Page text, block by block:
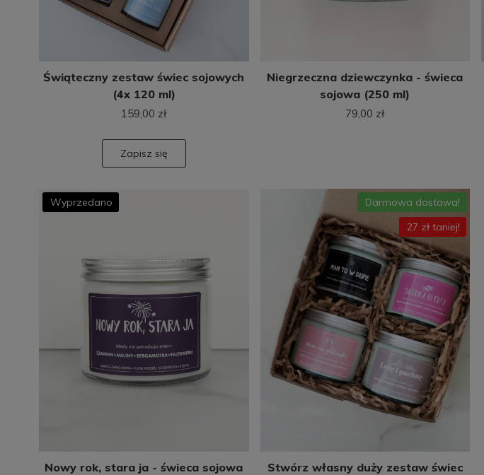
Świąteczny zestaw świec sojowych
(4x 120 ml)
159,00 zł
Zapisz się
Niegrzeczna dziewczynka - świeca
sojowa (250 ml)
79,00 zł
Nowy rok, stara ja - świeca sojowa
Stwórz własny duży zestaw świec